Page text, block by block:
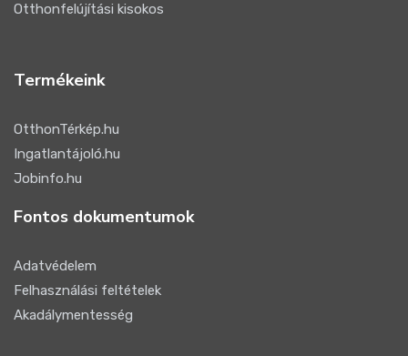
Otthonfelújítási kisokos
Termékeink
OtthonTérkép.hu
Ingatlantájoló.hu
Jobinfo.hu
Fontos dokumentumok
Adatvédelem
Felhasználási feltételek
Akadálymentesség